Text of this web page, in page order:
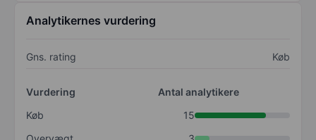
Analytikernes vurdering
Gns. rating Køb
Vurdering
Antal analytikere
Køb
15